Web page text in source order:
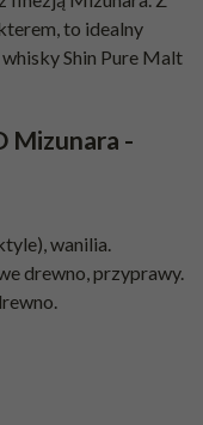
to idealny
Shin Pure Malt
Mizunara -
wanilia.
drewno, przyprawy.